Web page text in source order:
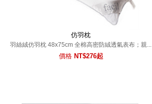
仿羽枕
羽絲絨仿羽枕 48x75cm 全棉高密防絨透氣表布；親...
價格 NT$276起